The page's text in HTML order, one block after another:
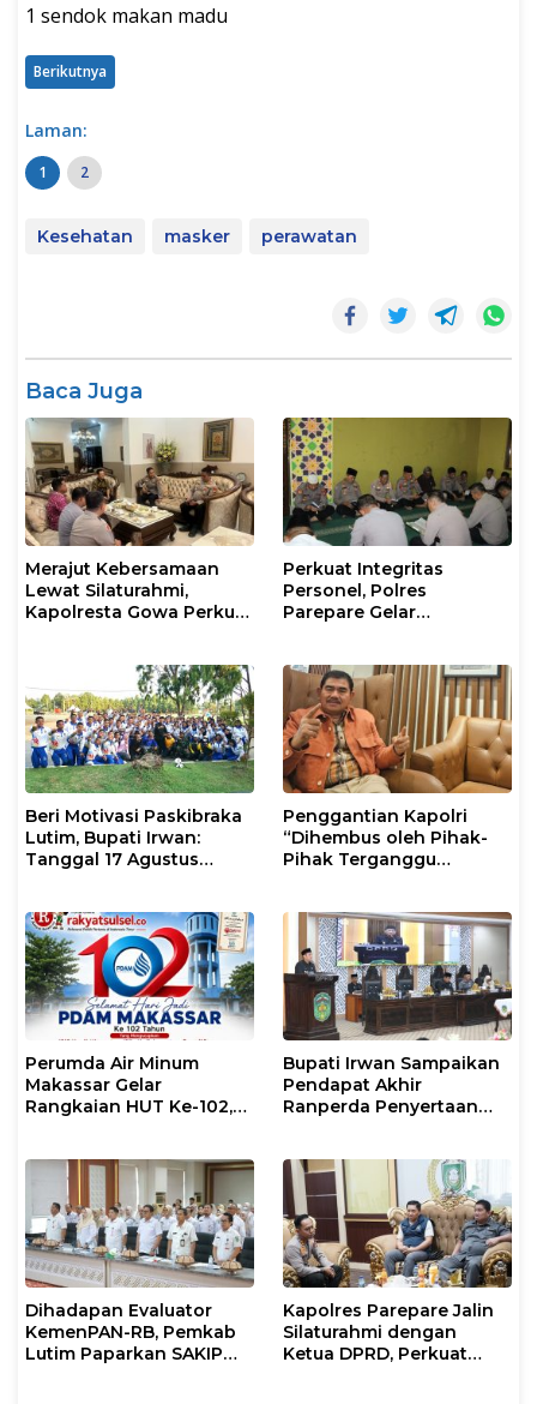
1 sendok makan madu
Berikutnya
Laman:
1 2
Kesehatan masker perawatan
Baca Juga
Merajut Kebersamaan
Lewat Silaturahmi,
Kapolresta Gowa Perkuat
Perkuat Integritas
Personel, Polres
Parepare Gelar
Beri Motivasi Paskibraka
Lutim, Bupati Irwan:
Tanggal 17 Agustus
Penggantian Kapolri
“Dihembus oleh Pihak-
Pihak Terganggu
Perumda Air Minum
Makassar Gelar
Rangkaian HUT Ke-102,
Bupati Irwan Sampaikan
Pendapat Akhir
Ranperda Penyertaan
Dihadapan Evaluator
KemenPAN-RB, Pemkab
Lutim Paparkan SAKIP
Kapolres Parepare Jalin
Silaturahmi dengan
Ketua DPRD, Perkuat